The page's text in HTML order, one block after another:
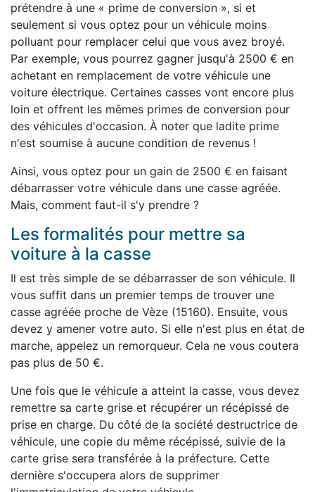
prétendre à une « prime de conversion », si et
seulement si vous optez pour un véhicule moins
polluant pour remplacer celui que vous avez broyé.
Par exemple, vous pourrez gagner jusqu'à 2500 € en
achetant en remplacement de votre véhicule une
voiture électrique. Certaines casses vont encore plus
loin et offrent les mêmes primes de conversion pour
des véhicules d'occasion. À noter que ladite prime
n'est soumise à aucune condition de revenus !
Ainsi, vous optez pour un gain de 2500 € en faisant
débarrasser votre véhicule dans une casse agréée.
Mais, comment faut-il s'y prendre ?
Les formalités pour mettre sa
voiture à la casse
Il est très simple de se débarrasser de son véhicule. Il
vous suffit dans un premier temps de trouver une
casse agréée proche de Vèze (15160). Ensuite, vous
devez y amener votre auto. Si elle n'est plus en état de
marche, appelez un remorqueur. Cela ne vous coutera
pas plus de 50 €.
Une fois que le véhicule a atteint la casse, vous devez
remettre sa carte grise et récupérer un récépissé de
prise en charge. Du côté de la société destructrice de
véhicule, une copie du même récépissé, suivie de la
carte grise sera transférée à la préfecture. Cette
dernière s'occupera alors de supprimer